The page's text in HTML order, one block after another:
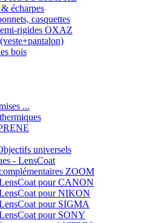
écharpes
casquettes
rigides OXAZ
bois
...
universels
- LensCoat
ZOOM
pour CANON
pour NIKON
pour SIGMA
pour SONY